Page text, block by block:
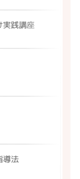
践講座
導法